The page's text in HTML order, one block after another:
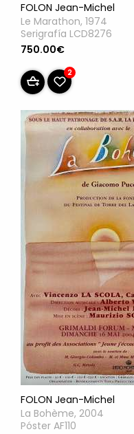
FOLON Jean-Michel
Le Marathon, 1974
Serigrafía LCD8276
750.00€
2
FOLON Jean-Michel
La Bohème, 2004
Póster AF110